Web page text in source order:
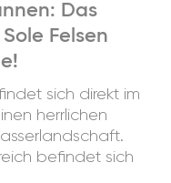
Das
Felsen
sich direkt im
herrlichen
befindet sich